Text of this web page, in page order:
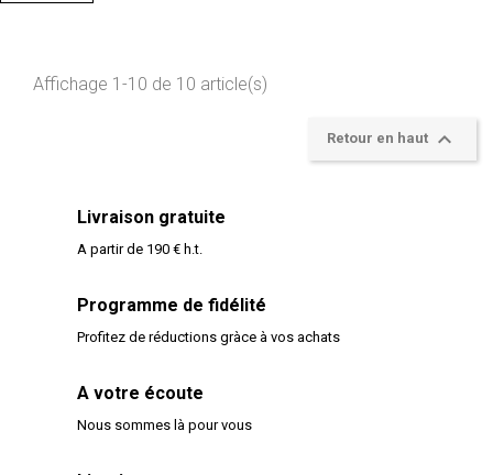
Affichage 1-10 de 10 article(s)
Retour en haut 
Livraison gratuite
A partir de 190 € h.t.
Programme de fidélité
Profitez de réductions gràce à vos achats
A votre écoute
Nous sommes là pour vous